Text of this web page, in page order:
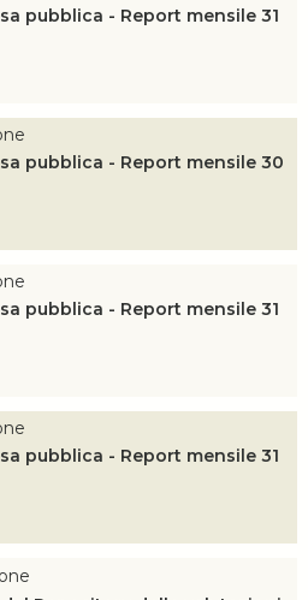
pubblica - Report mensile 31
pubblica - Report mensile 30
pubblica - Report mensile 31
pubblica - Report mensile 31